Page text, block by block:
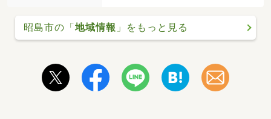
昭島市の「地域情報 」をもっと見る